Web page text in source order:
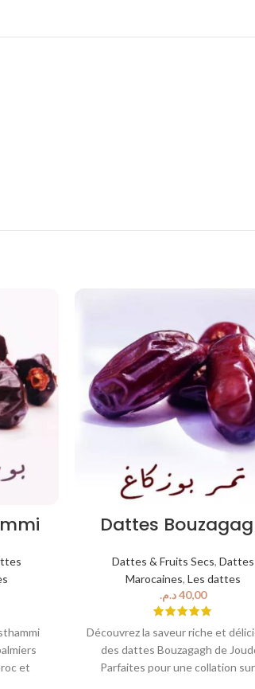
et
Dattes
Dattes & Fruits Secs, Dattes
Marocaines, Les dattes
د.م.
Découvrez la saveur riche et
des dattes Bouzagagh de
Parfaites pour une collation